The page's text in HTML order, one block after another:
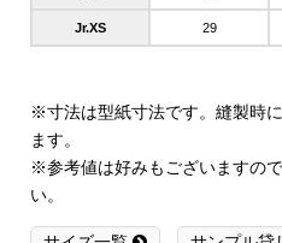
Jr.XS 29
※寸法は型紙寸法です。縫製時
ます。
※参考値は好みもございますの
い。